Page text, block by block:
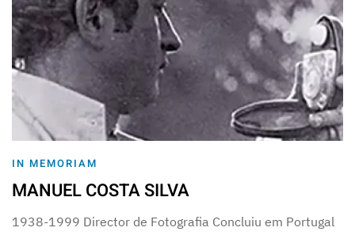
IN MEMORIAM
MANUEL COSTA SILVA
1938-1999 Director de Fotografia Concluiu em Portugal